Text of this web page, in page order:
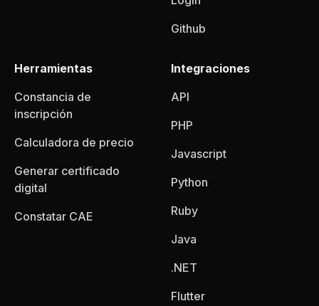
Github
Herramientas
Constancia de
inscripción
Calculadora de precio
Generar certificado
digital
Constatar CAE
Integraciones
API
PHP
Javascript
Python
Ruby
Java
.NET
Flutter